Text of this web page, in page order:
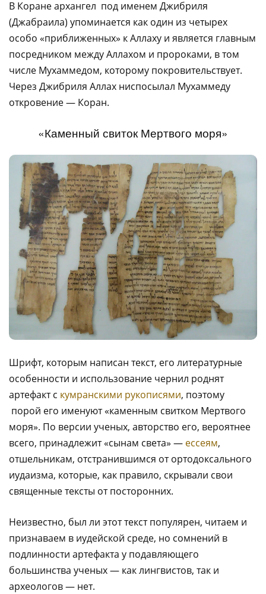
В Коране архангел под именем Джибриля
(Джабраила) упоминается как один из четырех
особо «приближенных» к Аллаху и является главным
посредником между Аллахом и пророками, в том
числе Мухаммедом, которому покровительствует.
Через Джибриля Аллах ниспосылал Мухаммеду
откровение — Коран.
«Каменный свиток Мертвого моря»
Шрифт, которым написан текст, его литературные
особенности и использование чернил роднят
артефакт с кумранскими рукописями, поэтому
порой его именуют «каменным свитком Мертвого
моря». По версии ученых, авторство его, вероятнее
всего, принадлежит «сынам света» — ессеям,
отшельникам, отстранившимся от ортодоксального
иудаизма, которые, как правило, скрывали свои
священные тексты от посторонних.
Неизвестно, был ли этот текст популярен, читаем и
признаваем в иудейской среде, но сомнений в
подлинности артефакта у подавляющего
большинства ученых — как лингвистов, так и
археологов — нет.